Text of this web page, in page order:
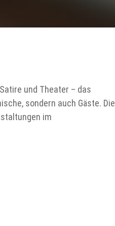
und Theater – das
sondern auch Gäste. Die
im